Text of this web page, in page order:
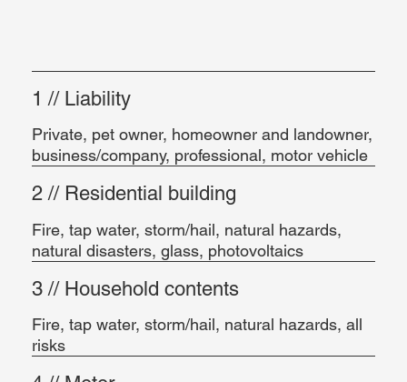
1 // Liability
Private, pet owner, homeowner and landowner,
business/company, professional, motor vehicle
2 // Residential building
Fire, tap water, storm/hail, natural hazards,
natural disasters, glass, photovoltaics
3 // Household contents
Fire, tap water, storm/hail, natural hazards, all
risks